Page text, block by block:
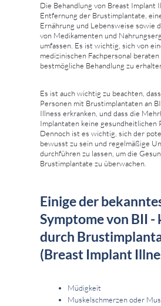
Die Behandlung von Breast Implant
Entfernung der Brustimplantate,
Ernährung und Lebensweise sowie
von Medikamenten und
umfassen. Es ist wichtig, sich von
medizinischen Fachpersonal beraten
bestmögliche Behandlung zu
Es ist auch wichtig zu beachten,
Personen mit Brustimplantaten an
Illness erkranken, und dass die
Implantaten keine gesundheitlichen
Dennoch ist es wichtig, sich der
bewusst zu sein und regelmäßige
durchführen zu lassen, um die
Brustimplantate zu überwachen.
Einige der
Symptome von BII -
durch
(Breast Implant
Müdigkeit
Muskelschmerzen oder